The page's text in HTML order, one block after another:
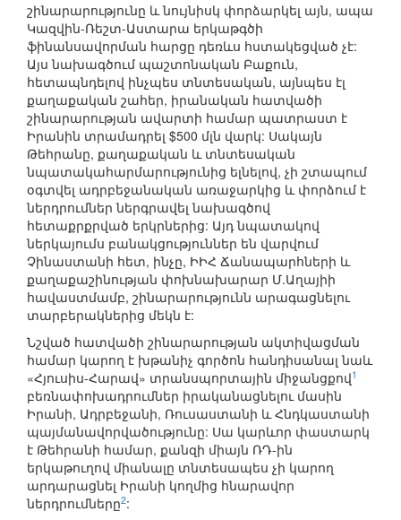
շինարարությունը և նույնիսկ փորձարկել այն, ապա
Կազվին-Ռեշտ-Աստարա երկաթգծի
ֆինանսավորման հարցը դեռևս հստակեցված չէ:
Այս նախագծում պաշտոնական Բաքուն,
հետապնդելով ինչպես տնտեսական, այնպես էլ
քաղաքական շահեր, իրանական հատվածի
շինարարության ավարտի համար պատրաստ է
Իրանին տրամադրել $500 մլն վարկ: Սակայն
Թեհրանը, քաղաքական և տնտեսական
նպատակահարմարությունից ելնելով, չի շտապում
օգտվել ադրբեջանական առաջարկից և փորձում է
ներդրումներ ներգրավել նախագծով
հետաքրքրված երկրներից: Այդ նպատակով
ներկայումս բանակցություններ են վարվում
Չինաստանի հետ, ինչը, ԻԻՀ Ճանապարհների և
քաղաքաշինության փոխնախարար Մ.Աղայիի
հավաստմամբ, շինարարությունն արագացնելու
տարբերակներից մեկն է:
Նշված հատվածի շինարարության ակտիվացման
համար կարող է խթանիչ գործոն հանդիսանալ նաև
«Հյուսիս-Հարավ» տրանսպորտային միջանցքով1
բեռնափոխադրումներ իրականացնելու մասին
Իրանի, Ադրբեջանի, Ռուսաստանի և Հնդկաստանի
պայմանավորվածությունը: Սա կարևոր փաստարկ
է Թեհրանի համար, քանզի միայն ՌԴ-ին
երկաթուղով միանալը տնտեսապես չի կարող
արդարացնել Իրանի կողմից հնարավոր
ներդրումները2: